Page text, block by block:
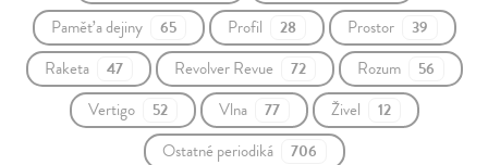
Paměť a dejiny 65 Profil 28 Prostor 39
Raketa 47 Revolver Revue 72 Rozum 56
Vertigo 52 Vlna 77 Živel 12
Ostatné periodiká 706